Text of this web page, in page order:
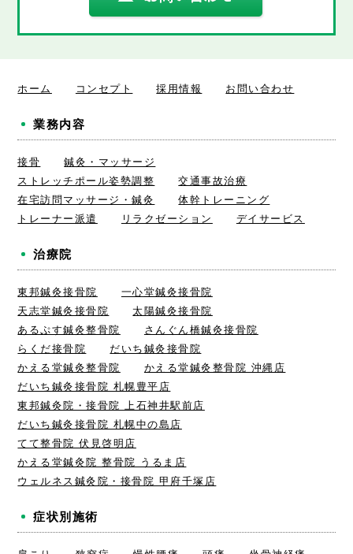
ホーム コンセプト 採用情報 お問い合わせ
業務内容
接骨
鍼灸・マッサージ
ストレッチポール姿勢調整
交通事故治療
在宅訪問マッサージ・鍼灸
体幹トレーニング
トレーナー派遣
リラクゼーション デイサービス
治療院
東邦鍼灸接骨院
一心堂鍼灸接骨院
天志堂鍼灸接骨院
太陽鍼灸接骨院
あるぷす鍼灸整骨院
さんぐん橋鍼灸接骨院
らくだ接骨院
だいち鍼灸接骨院
かえる堂鍼灸整骨院
かえる堂鍼灸整骨院 沖縄店
だいち鍼灸接骨院 札幌豊平店
東邦鍼灸院・接骨院 上石神井駅前店
だいち鍼灸接骨院 札幌中の島店
てて整骨院 伏見啓明店
かえる堂鍼灸院 整骨院 うるま店
ウェルネス鍼灸院・接骨院 甲府千塚店
症状別施術